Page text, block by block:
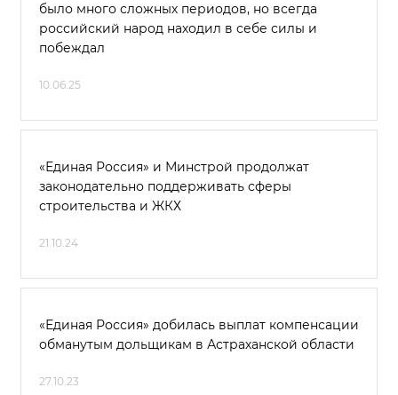
было много сложных периодов, но всегда
российский народ находил в себе силы и
побеждал
10.06.25
«Единая Россия» и Минстрой продолжат
законодательно поддерживать сферы
строительства и ЖКХ
21.10.24
«Единая Россия» добилась выплат компенсации
обманутым дольщикам в Астраханской области
27.10.23